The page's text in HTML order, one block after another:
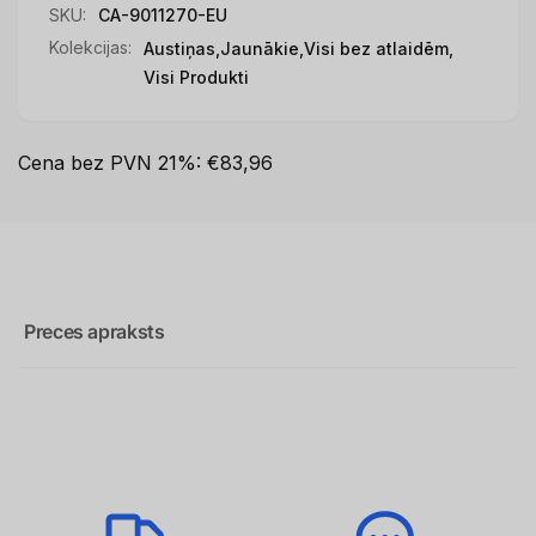
SKU:
CA-9011270-EU
Kolekcijas:
Austiņas, Jaunākie, Visi bez atlaidēm,
Visi Produkti
Cena bez PVN 21%: €83,96
Preces apraksts